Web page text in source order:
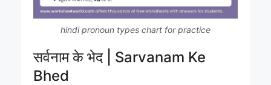
hindi pronoun types chart for practice
सर्वनाम के भेद | Sarvanam Ke
Bhed